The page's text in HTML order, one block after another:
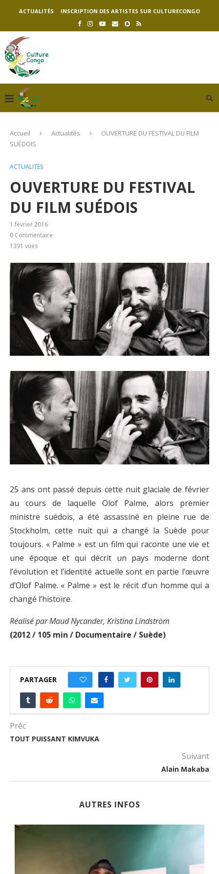
ACTUALITÉS INSCRIPTION DES ARTISTES SUR CULTURECONGO
Accueil Actualités
OUVERTURE DU FESTIVAL DU FILM
SUÉDOIS
ACTUALITÉS
OUVERTURE DU FESTIVAL
DU FILM SUÉDOIS
1 février 2016
0 Commentaire
1391 vues
25 ans ont passé depuis cette nuit glaciale de février
au cours de laquelle Olof Palme, alors premier
ministre suédois, a été assassiné en pleine rue de
Stockholm, cette nuit qui a changé la Suède pour
toujours. « Palme » est un film qui raconte une vie et
une époque et qui décrit un pays moderne dont
l’évolution et l’identité actuelle sont en partie l’œuvre
d’Olof Palme. « Palme » est le récit d’un homme qui a
changé l’histoire.
Réalisé par Maud Nycander, Kristina Lindström
(2012 / 105 min / Documentaire / Suède)
PARTAGER
Préc
TOUT PUISSANT KIMVUKA
Suivant
Alain Makaba
AUTRES INFOS